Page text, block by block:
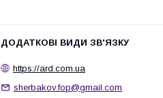
https://ard.com.ua
sherbakov.fop@gmail.com